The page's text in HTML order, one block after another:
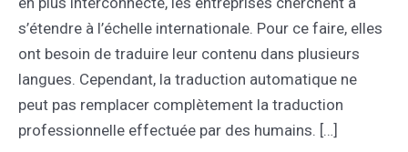
s’étendre à l’échelle internationale. Pour ce faire, elles
ont besoin de traduire leur contenu dans plusieurs
langues. Cependant, la traduction automatique ne
peut pas remplacer complètement la traduction
professionnelle effectuée par des humains. […]